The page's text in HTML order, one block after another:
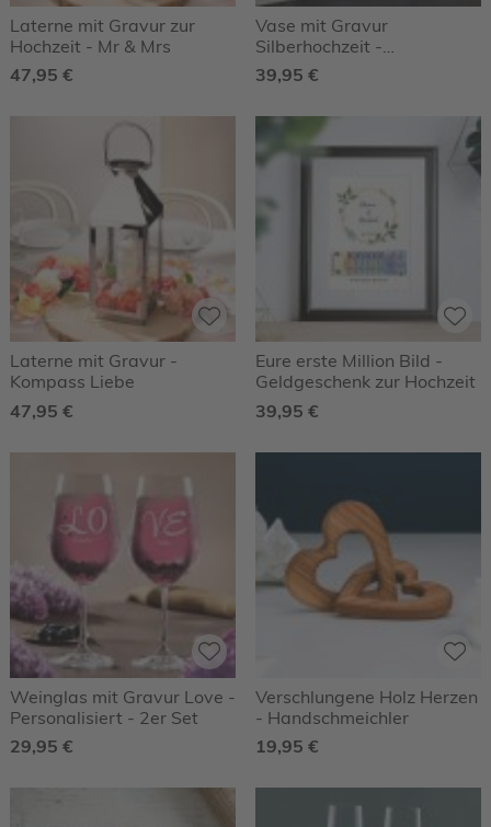
Laterne mit Gravur zur
Hochzeit - Mr & Mrs
47,95 €
Vase mit Gravur
Silberhochzeit -
Personalisiert
39,95 €
Laterne mit Gravur -
Kompass Liebe
47,95 €
Eure erste Million Bild -
Geldgeschenk zur Hochzeit
39,95 €
Weinglas mit Gravur Love -
Personalisiert - 2er Set
29,95 €
Verschlungene Holz Herzen
- Handschmeichler
19,95 €